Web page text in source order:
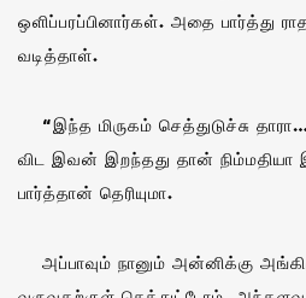
ஒளிப்பரப்பினார்கள். அதை பார்த்து
வடித்தாள்.
“இந்த மிருகம் செத்துடுச்சு
விட இவன் இறந்தது தான் நிம்மதியா
பார்த்தான் தெரியுமா.
அப்பாவும் நானும் அன்னிக்கு